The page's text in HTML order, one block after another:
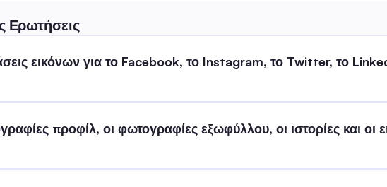
Ερωτήσεις
εικόνων για το Facebook, το Instagram, το Twitter, το
προφίλ, οι φωτογραφίες εξωφύλλου, οι ιστορίες και οι